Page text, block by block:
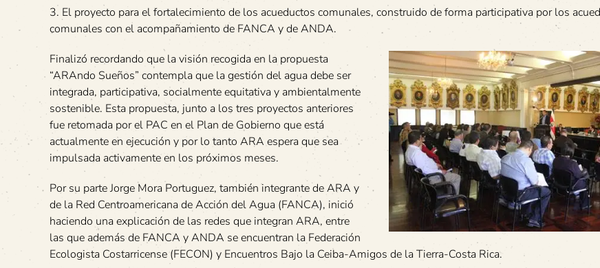
3. El proyecto para el fortalecimiento de los acueductos comunales, construido de forma participativa por los
comunales con el acompañamiento de FANCA y de ANDA.
Finalizó recordando que la visión recogida en la propuesta
“ARAndo Sueños” contempla que la gestión del agua debe ser
integrada, participativa, socialmente equitativa y ambientalmente
sostenible. Esta propuesta, junto a los tres proyectos anteriores
fue retomada por el PAC en el Plan de Gobierno que está
actualmente en ejecución y por lo tanto ARA espera que sea
impulsada activamente en los próximos meses.
Por su parte Jorge Mora Portuguez, también integrante de ARA y
de la Red Centroamericana de Acción del Agua (FANCA), inició
haciendo una explicación de las redes que integran ARA, entre
las que además de FANCA y ANDA se encuentran la Federación
Ecologista Costarricense (FECON) y Encuentros Bajo la Ceiba-Amigos de la Tierra-Costa Rica.